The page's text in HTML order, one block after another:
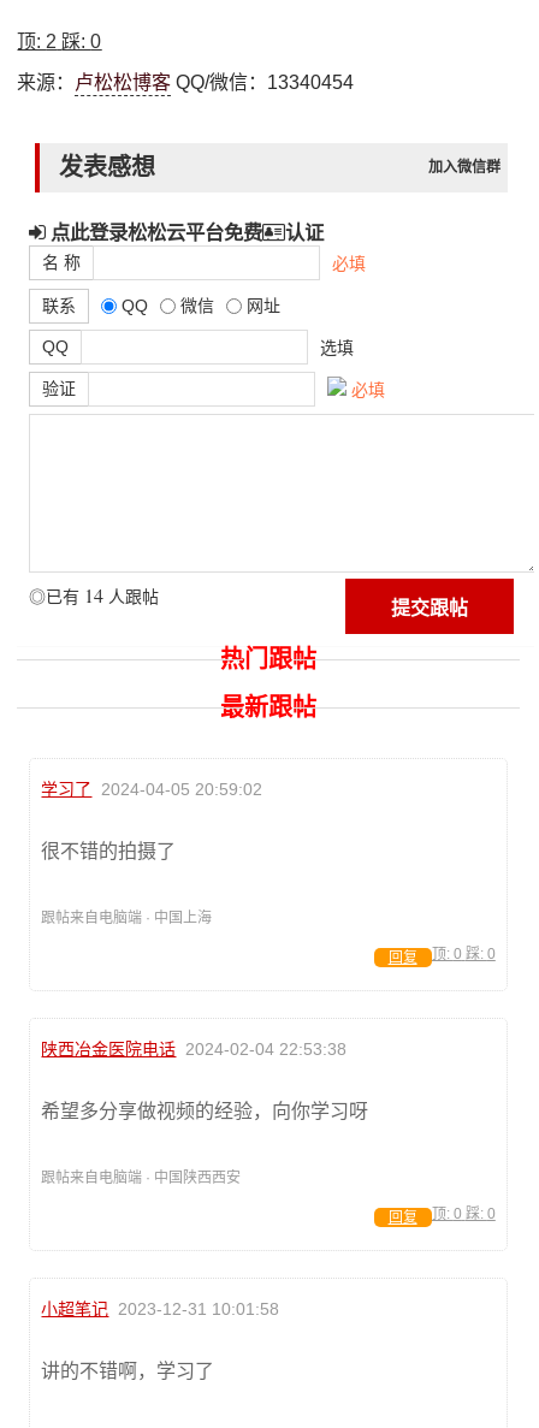
顶: 2 踩:0
来源： 卢松松博客 QQ/微信：13340454
发表感想 加入微信群
点此登录松松云平台免费 认证
名 称 必填
联系 QQ 微信 网址
QQ 选填
验证 必填
◎已有 14 人跟帖
热门跟帖
最新跟帖
学习了 2024-04-05 20:59:02
很不错的拍摄了
跟帖来自电脑端 · 中国上海
顶: 0 踩: 0
回复
陕西冶金医院电话 2024-02-04 22:53:38
希望多分享做视频的经验，向你学习呀
跟帖来自电脑端 · 中国陕西西安
顶: 0 踩: 0
回复
小超笔记 2023-12-31 10:01:58
讲的不错啊，学习了